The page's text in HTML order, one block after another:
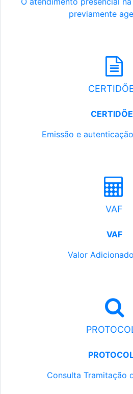
previamente
Emissão e
VAF
VAF
Valor
Consulta Tramitação